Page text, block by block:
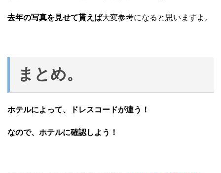
去年の写真を見せて貰えば大変参考になると思いますよ。
まとめ。
ホテルによって、ドレスコードが違う！
なので、ホテルに確認しよう！